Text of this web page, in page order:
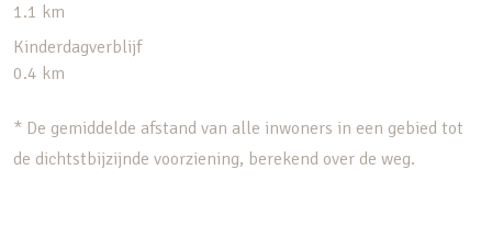
1.1 km
Kinderdagverblijf
0.4 km
* De gemiddelde afstand van alle inwoners in een gebied tot
de dichtstbijzijnde voorziening, berekend over de weg.